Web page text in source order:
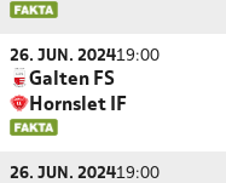
26. JUN. 202419:00
Galten FS
Hornslet IF
26. JUN. 202419:00